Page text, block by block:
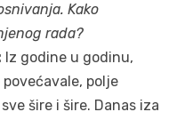
Kako
rada?
Iz godine u godinu,
polje
šire i šire. Danas iza